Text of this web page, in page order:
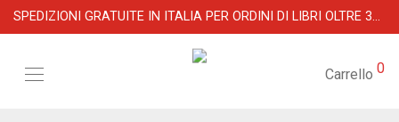
SPEDIZIONI GRATUITE IN ITALIA PER ORDINI DI LIBRI OLTRE 39 €
Carrello 0